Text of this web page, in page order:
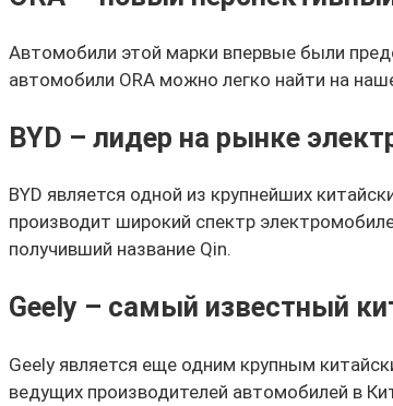
Автомобили этой марки впервые были
автомобили ORA можно легко найти на
BYD – лидер на рынке
BYD является одной из крупнейших
производит широкий спектр
получивший название Qin.
Geely – самый известный
Geely является еще одним крупным
ведущих производителей автомобилей в